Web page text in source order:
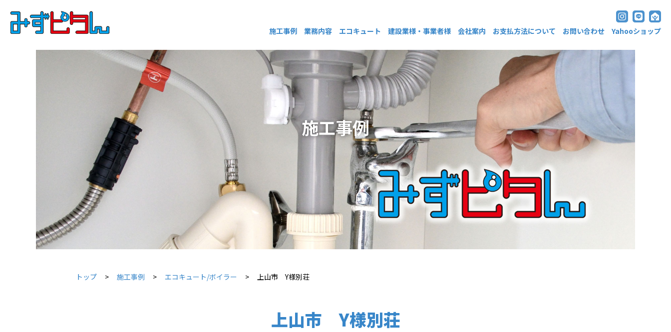
施工事例 業務内容 エコキュート 建設業様・事業者様 会社案内 お支払方法について お問い合わせ Yahooショップ
施工事例
トップ 施工事例 エコキュート/ボイラー 上山市 Y様別荘
上山市 Y様別荘